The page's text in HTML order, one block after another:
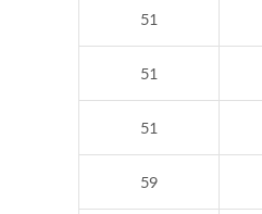
51
51
51
59